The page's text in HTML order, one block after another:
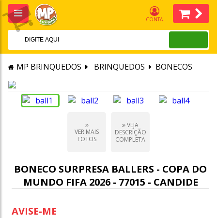
CONTA
MP BRINQUEDOS BRINQUEDOS BONECOS
VER MAIS
FOTOS
VEJA
DESCRIÇÃO
COMPLETA
BONECO SURPRESA BALLERS - COPA DO
MUNDO FIFA 2026 - 77015 - CANDIDE
AVISE-ME